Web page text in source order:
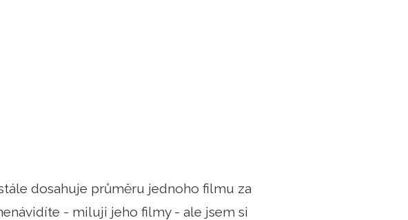
dosahuje průměru jednoho filmu za
- miluji jeho filmy - ale jsem si